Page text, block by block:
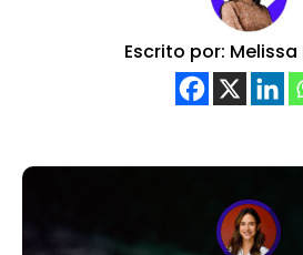
Escrito por: Melissa